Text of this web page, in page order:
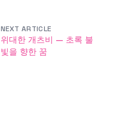
NEXT ARTICLE
위대한 개츠비 — 초록 불
빛을 향한 꿈